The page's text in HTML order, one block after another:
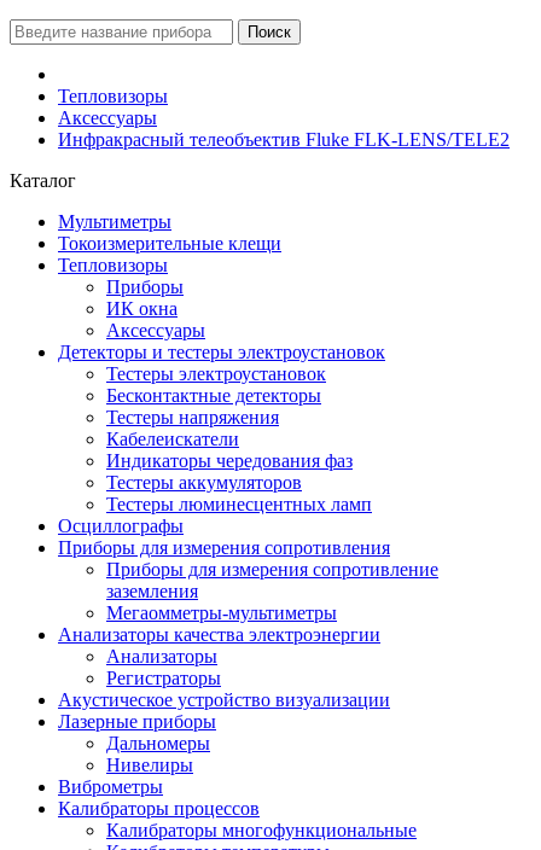
Поиск
Тепловизоры
Аксессуары
Инфракрасный телеобъектив Fluke FLK-LENS/TELE2
Каталог
Мультиметры
Токоизмерительные клещи
Тепловизоры
Приборы
ИК окна
Аксессуары
Детекторы и тестеры электроустановок
Тестеры электроустановок
Бесконтактные детекторы
Тестеры напряжения
Кабелеискатели
Индикаторы чередования фаз
Тестеры аккумуляторов
Тестеры люминесцентных ламп
Осциллографы
Приборы для измерения сопротивления
Приборы для измерения сопротивление
заземления
Мегаомметры-мультиметры
Анализаторы качества электроэнергии
Анализаторы
Регистраторы
Акустическое устройство визуализации
Лазерные приборы
Дальномеры
Нивелиры
Виброметры
Калибраторы процессов
Калибраторы многофункциональные